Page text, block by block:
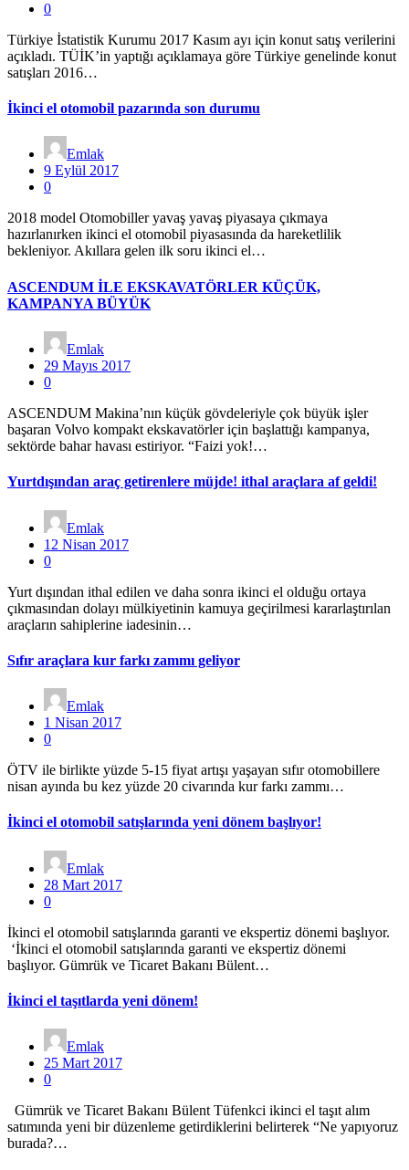
0
Türkiye İstatistik Kurumu 2017 Kasım ayı için konut satış verilerini
açıkladı. TÜİK’in yaptığı açıklamaya göre Türkiye genelinde konut
satışları 2016…
İkinci el otomobil pazarında son durumu
Emlak
9 Eylül 2017
0
2018 model Otomobiller yavaş yavaş piyasaya çıkmaya
hazırlanırken ikinci el otomobil piyasasında da hareketlilik
bekleniyor. Akıllara gelen ilk soru ikinci el…
ASCENDUM İLE EKSKAVATÖRLER KÜÇÜK,
KAMPANYA BÜYÜK
Emlak
29 Mayıs 2017
0
ASCENDUM Makina’nın küçük gövdeleriyle çok büyük işler
başaran Volvo kompakt ekskavatörler için başlattığı kampanya,
sektörde bahar havası estiriyor. “Faizi yok!…
Yurtdışından araç getirenlere müjde! ithal araçlara af geldi!
Emlak
12 Nisan 2017
0
Yurt dışından ithal edilen ve daha sonra ikinci el olduğu ortaya
çıkmasından dolayı mülkiyetinin kamuya geçirilmesi kararlaştırılan
araçların sahiplerine iadesinin…
Sıfır araçlara kur farkı zammı geliyor
Emlak
1 Nisan 2017
0
ÖTV ile birlikte yüzde 5-15 fiyat artışı yaşayan sıfır otomobillere
nisan ayında bu kez yüzde 20 civarında kur farkı zammı…
İkinci el otomobil satışlarında yeni dönem başlıyor!
Emlak
28 Mart 2017
0
İkinci el otomobil satışlarında garanti ve ekspertiz dönemi başlıyor.
‘İkinci el otomobil satışlarında garanti ve ekspertiz dönemi
başlıyor. Gümrük ve Ticaret Bakanı Bülent…
İkinci el taşıtlarda yeni dönem!
Emlak
25 Mart 2017
0
Gümrük ve Ticaret Bakanı Bülent Tüfenkci ikinci el taşıt alım
satımında yeni bir düzenleme getirdiklerini belirterek “Ne yapıyoruz
burada?…